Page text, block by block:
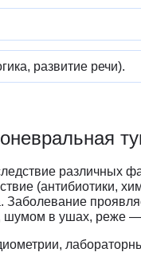
развитие речи).
различных
(антибиотики,
Заболевание
шумом в ушах, реже